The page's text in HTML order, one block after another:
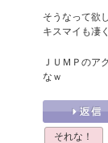
そうなって欲
キスマイも凄
ＪＵＭＰのア
なｗ
それな！